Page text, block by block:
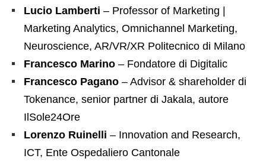
Lucio Lamberti – Professor of Marketing |
Marketing Analytics, Omnichannel Marketing,
Neuroscience, AR/VR/XR Politecnico di Milano
Francesco Marino – Fondatore di Digitalic
Francesco Pagano – Advisor & shareholder di
Tokenance, senior partner di Jakala, autore
IlSole24Ore
Lorenzo Ruinelli – Innovation and Research,
ICT, Ente Ospedaliero Cantonale